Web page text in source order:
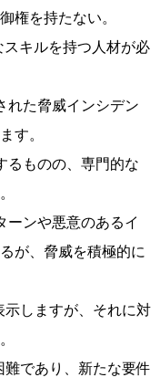
権を持たない。
キルを持つ人材が必
れた脅威インシデン
す。
るものの、専門的な
ーンや悪意のあるイ
が、脅威を積極的に
示しますが、それに対
であり、新たな要件